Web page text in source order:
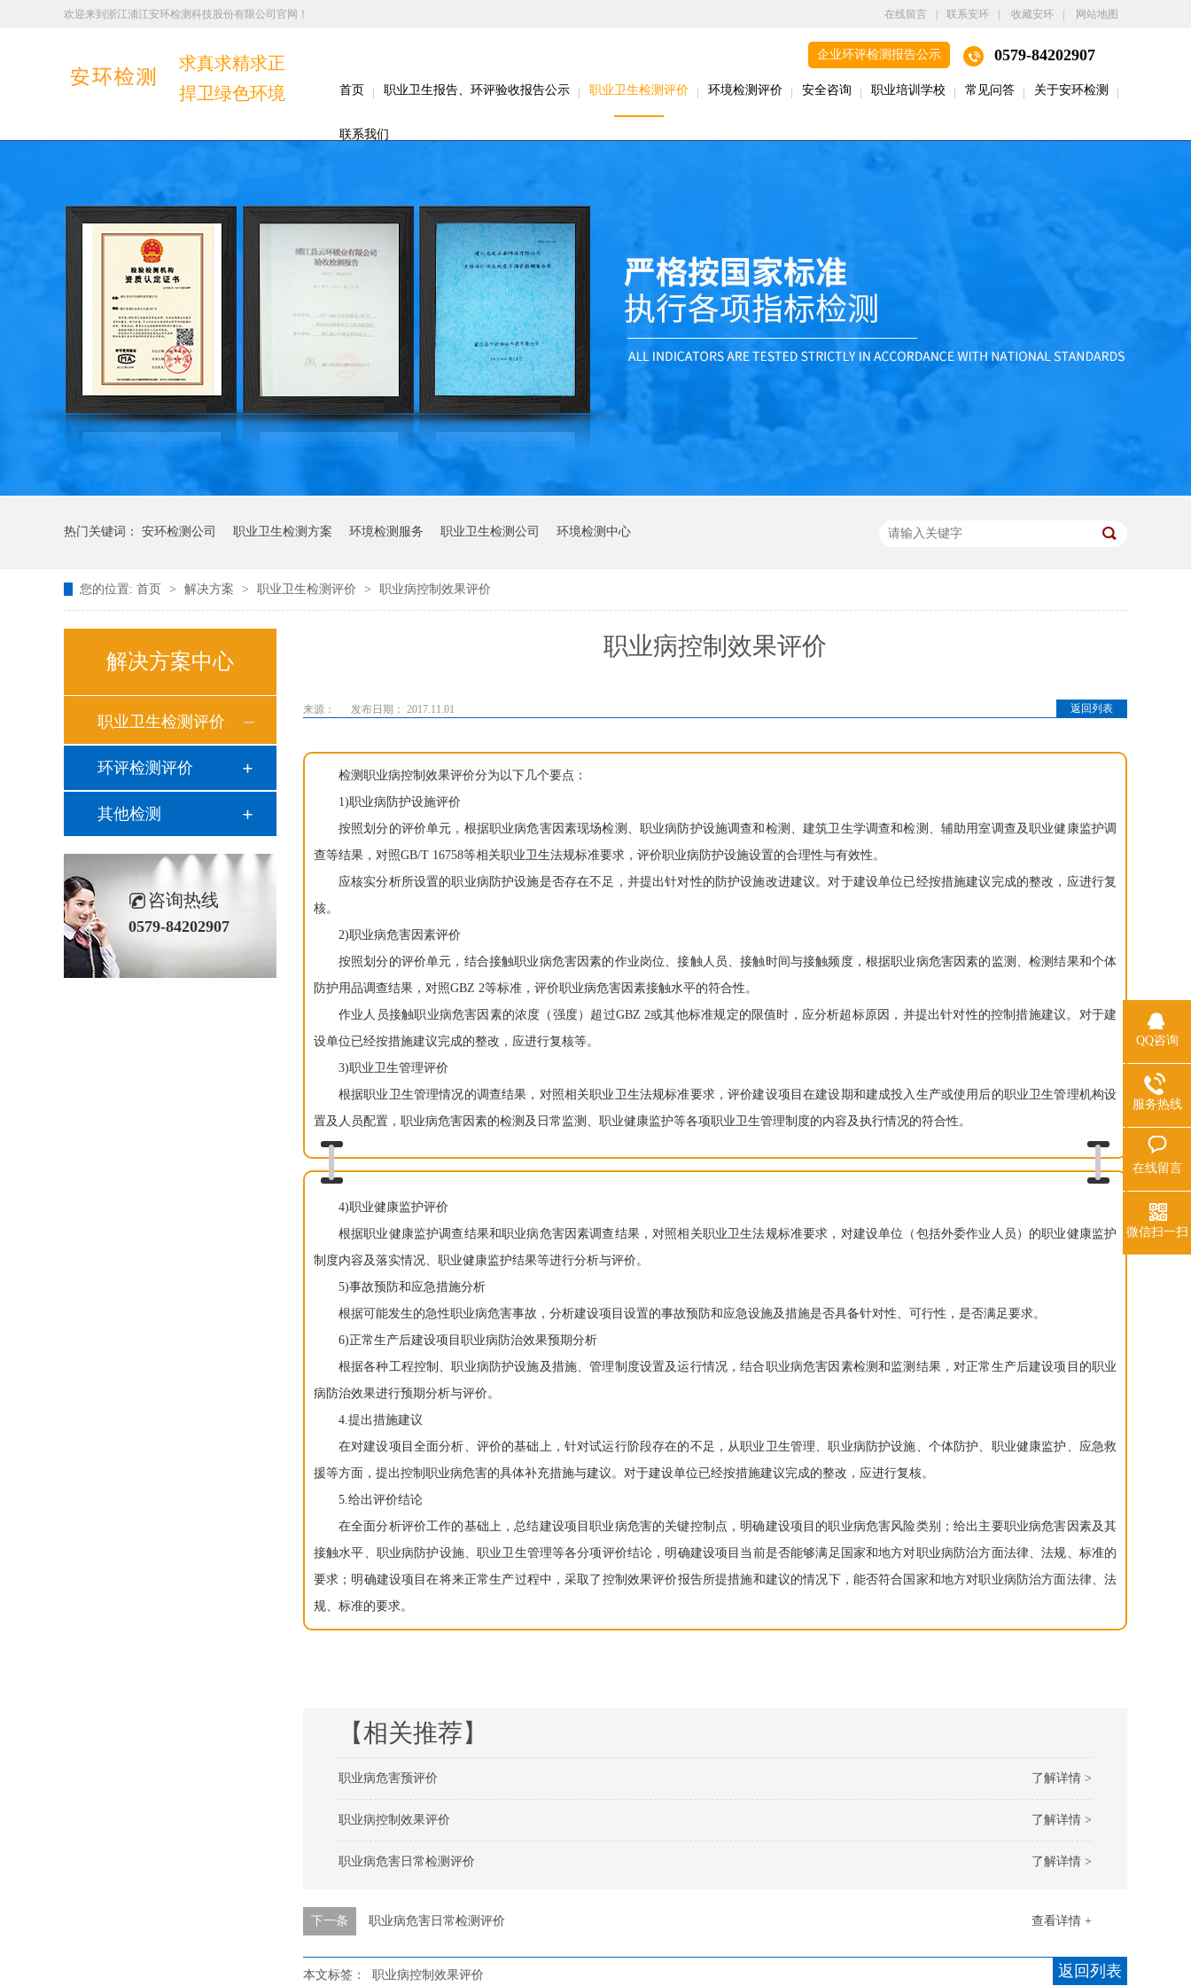
在线留言 联系安环 收藏安环 网站地图
欢迎来到浙江浦江安环检测科技股份有限公司官网！
求真求精求正
捍卫绿色环境
企业环评检测报告公示 0579-84202907
首页 职业卫生报告、环评验收报告公示 职业卫生检测评价 环境检测评价 安全咨询 职业培训学校 常见问答 关于安环检测
联系我们
热门关键词： 安环检测公司 职业卫生检测方案 环境检测服务 职业卫生检测公司 环境检测中心
您的位置: 首页 > 解决方案 > 职业卫生检测评价 > 职业病控制效果评价
职业病控制效果评价
返回列表
来源： 发布日期： 2017.11.01
检测职业病控制效果评价分为以下几个要点：
1)职业病防护设施评价
按照划分的评价单元，根据职业病危害因素现场检测、职业病防护设施调查和检测、建筑卫生学调查和检测、辅助用室调查及职业健康监护调
查等结果，对照GB/T 16758等相关职业卫生法规标准要求，评价职业病防护设施设置的合理性与有效性。
应核实分析所设置的职业病防护设施是否存在不足，并提出针对性的防护设施改进建议。对于建设单位已经按措施建议完成的整改，应进行复
核。
2)职业病危害因素评价
按照划分的评价单元，结合接触职业病危害因素的作业岗位、接触人员、接触时间与接触频度，根据职业病危害因素的监测、检测结果和个体
防护用品调查结果，对照GBZ 2等标准，评价职业病危害因素接触水平的符合性。
作业人员接触职业病危害因素的浓度（强度）超过GBZ 2或其他标准规定的限值时，应分析超标原因，并提出针对性的控制措施建议。对于建
设单位已经按措施建议完成的整改，应进行复核等。
3)职业卫生管理评价
根据职业卫生管理情况的调查结果，对照相关职业卫生法规标准要求，评价建设项目在建设期和建成投入生产或使用后的职业卫生管理机构设
置及人员配置，职业病危害因素的检测及日常监测、职业健康监护等各项职业卫生管理制度的内容及执行情况的符合性。
4)职业健康监护评价
根据职业健康监护调查结果和职业病危害因素调查结果，对照相关职业卫生法规标准要求，对建设单位（包括外委作业人员）的职业健康监护
制度内容及落实情况、职业健康监护结果等进行分析与评价。
5)事故预防和应急措施分析
根据可能发生的急性职业病危害事故，分析建设项目设置的事故预防和应急设施及措施是否具备针对性、可行性，是否满足要求。
6)正常生产后建设项目职业病防治效果预期分析
根据各种工程控制、职业病防护设施及措施、管理制度设置及运行情况，结合职业病危害因素检测和监测结果，对正常生产后建设项目的职业
病防治效果进行预期分析与评价。
4.提出措施建议
在对建设项目全面分析、评价的基础上，针对试运行阶段存在的不足，从职业卫生管理、职业病防护设施、个体防护、职业健康监护、应急救
援等方面，提出控制职业病危害的具体补充措施与建议。对于建设单位已经按措施建议完成的整改，应进行复核。
5.给出评价结论
在全面分析评价工作的基础上，总结建设项目职业病危害的关键控制点，明确建设项目的职业病危害风险类别；给出主要职业病危害因素及其
接触水平、职业病防护设施、职业卫生管理等各分项评价结论，明确建设项目当前是否能够满足国家和地方对职业病防治方面法律、法规、标准的
要求；明确建设项目在将来正常生产过程中，采取了控制效果评价报告所提措施和建议的情况下，能否符合国家和地方对职业病防治方面法律、法
规、标准的要求。
【相关推荐】
了解详情 >
职业病危害预评价
了解详情 >
职业病控制效果评价
了解详情 >
职业病危害日常检测评价
查看详情 +
下一条 职业病危害日常检测评价
返回列表
本文标签： 职业病控制效果评价
解决方案中心
职业卫生检测评价
环评检测评价
其他检测
咨询热线
0579-84202907
QQ咨询
服务热线
在线留言
微信扫一扫